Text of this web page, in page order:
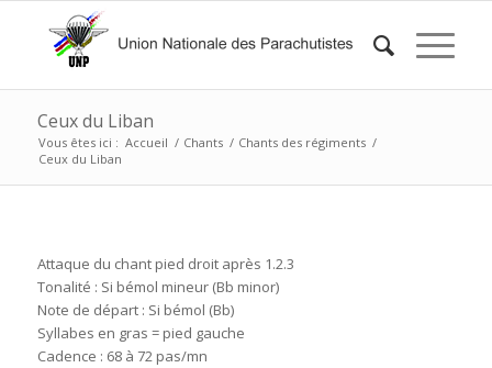
Ceux du Liban
Vous êtes ici : Accueil / Chants / Chants des régiments /
Ceux du Liban
Attaque du chant pied droit après 1.2.3
Tonalité : Si bémol mineur (Bb minor)
Note de départ : Si bémol (Bb)
Syllabes en gras = pied gauche
Cadence : 68 à 72 pas/mn